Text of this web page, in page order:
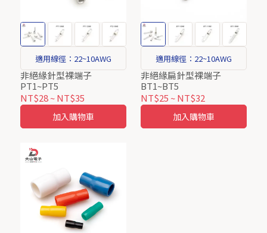
適用線徑：22~10AWG
非絕緣針型裸端子
PT1~PT5
NT$28~NT$35
加入購物車
適用線徑：22~10AWG
非絕緣扁針型裸端子
BT1~BT5
NT$25 ~NT$32
加入購物車